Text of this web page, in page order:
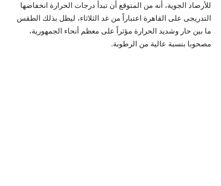
للأرصاد الجوية، أنه من المتوقع أن تبدأ درجات الحرارة انخفاضها
التدريجى على القاهرة اعتباراً من غد الثلاثاء، ليظل بذلك الطقس
ما بين حار وشديد الحرارة مؤثراً على معظم أنحاء الجمهورية،
مصحوبا بنسبة عالية من الرطوبة.